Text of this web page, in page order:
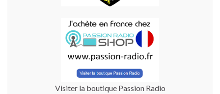
Visiter la boutique Passion Radio